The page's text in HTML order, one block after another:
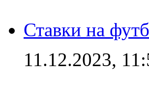
Ставки на
11.12.2023,